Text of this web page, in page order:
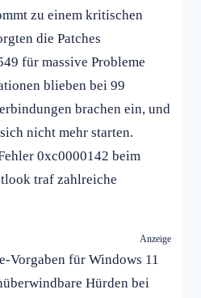
zu einem kritischen
die Patches
für massive Probleme
blieben bei 99
brachen ein, und
nicht mehr starten.
0xc0000142 beim
traf zahlreiche
Anzeige
Vorgaben für Windows 11
Hürden bei